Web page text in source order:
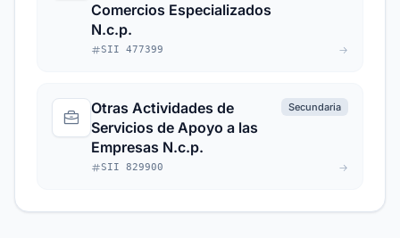
Comercios Especializados
N.c.p.
SII 477399
Otras Actividades de
Servicios de Apoyo a las
Empresas N.c.p.
Secundaria
SII 829900